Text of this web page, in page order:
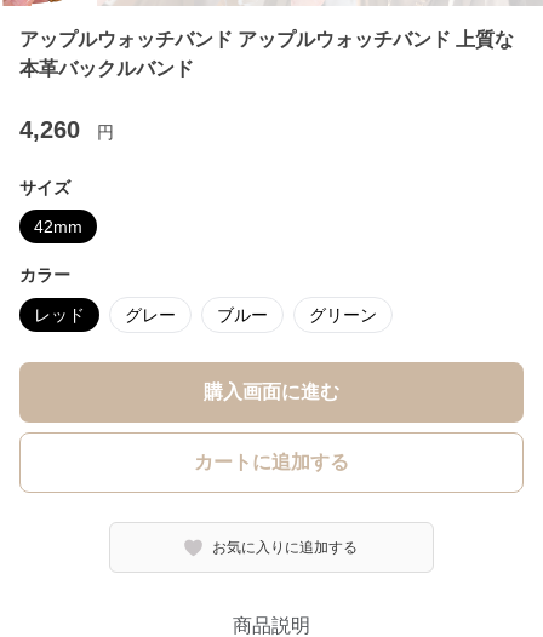
アップルウォッチバンド アップルウォッチバンド 上質な
本革バックルバンド
4,260 円
サイズ
42mm
カラー
レッド グレー ブルー グリーン
購入画面に進む
カートに追加する
お気に入りに追加する
商品説明